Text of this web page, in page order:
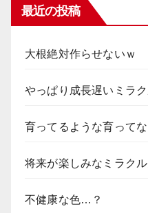
最近の投稿
大根絶対作らせないｗ
やっぱり成長遅いミラ
育ってるような育って
将来が楽しみなミラク
不健康な色…？